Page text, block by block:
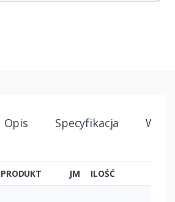
Opis Specyfikacja
PRODUKT JM ILOŚĆ